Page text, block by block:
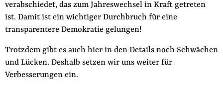
verabschiedet, das zum Jahreswechsel in Kraft getreten
ist. Damit ist ein wichtiger Durchbruch für eine
transparentere Demokratie gelungen!
Trotzdem gibt es auch hier in den Details noch Schwächen
und Lücken. Deshalb setzen wir uns weiter für
Verbesserungen ein.